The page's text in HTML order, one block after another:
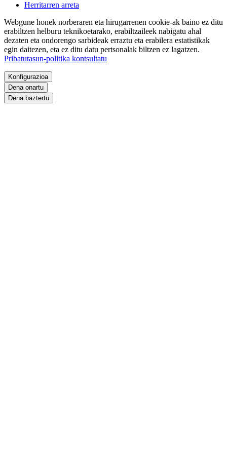
Herritarren arreta
Webgune honek norberaren eta hirugarrenen cookie-ak baino ez ditu
erabiltzen helburu teknikoetarako, erabiltzaileek nabigatu ahal
dezaten eta ondorengo sarbideak erraztu eta erabilera estatistikak
egin daitezen, eta ez ditu datu pertsonalak biltzen ez lagatzen.
Pribatutasun-politika kontsultatu
Konfigurazioa
Dena onartu
Dena baztertu